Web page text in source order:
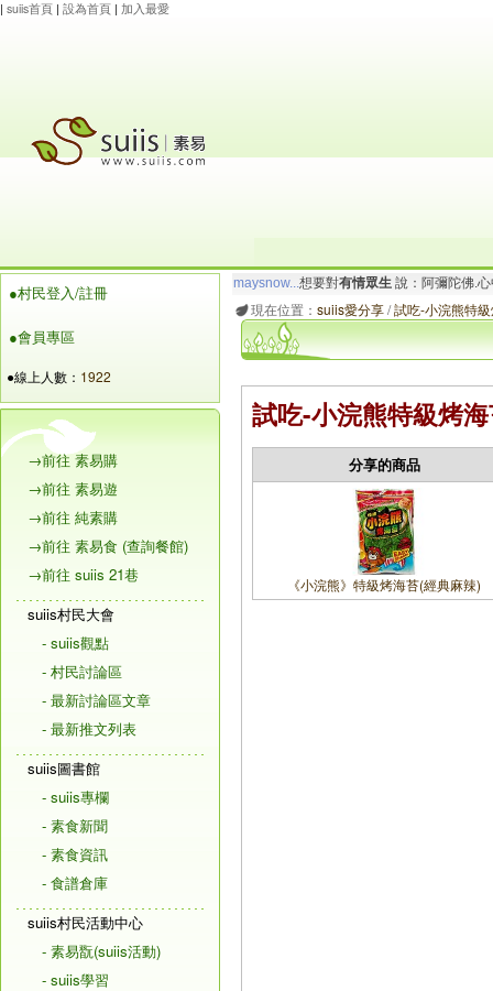
| suiis首頁 | 設為首頁 | 加入最愛
●村民登入/註冊
●會員專區
●線上人數： 1922
→前往 素易購
→前往 素易遊
→前往 純素購
→前往 素易食 (查詢餐館)
→前往 suiis 21巷
suiis村民大會
- suiis觀點
- 村民討論區
- 最新討論區文章
- 最新推文列表
suiis圖書館
- suiis專欄
- 素食新聞
- 素食資訊
- 食譜倉庫
suiis村民活動中心
- 素易翫(suiis活動)
- suiis學習
maysnow...想要對有情眾生說：阿彌陀佛.
玲瓏虹想要對有情眾生說：阿彌陀佛.一切
現在位置： suiis愛分享/試吃-小浣熊特
試吃-小浣熊特級烤
分享的商品
《小浣熊》特級烤海苔(經典麻辣)